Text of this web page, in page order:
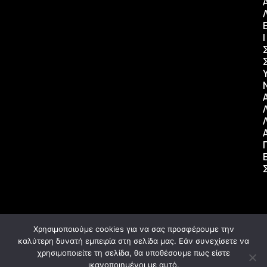
Ι
Χρησιμοποιούμε cookies για να σας προσφέρουμε την
καλύτερη δυνατή εμπειρία στη σελίδα μας. Εάν συνεχίσετε να
χρησιμοποιείτε τη σελίδα, θα υποθέσουμε πως είστε
ικανοποιημένοι με αυτό.